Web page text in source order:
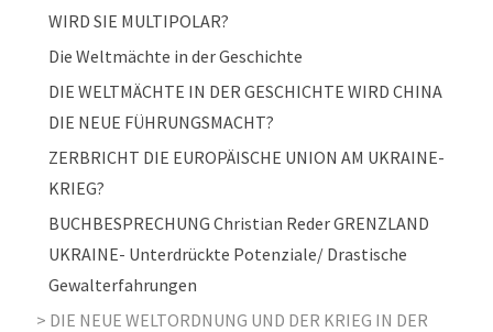
WIRD SIE MULTIPOLAR?
Die Weltmächte in der Geschichte
DIE WELTMÄCHTE IN DER GESCHICHTE WIRD CHINA
DIE NEUE FÜHRUNGSMACHT?
ZERBRICHT DIE EUROPÄISCHE UNION AM UKRAINE-
KRIEG?
BUCHBESPRECHUNG Christian Reder GRENZLAND
UKRAINE- Unterdrückte Potenziale/ Drastische
Gewalterfahrungen
DIE NEUE WELTORDNUNG UND DER KRIEG IN DER